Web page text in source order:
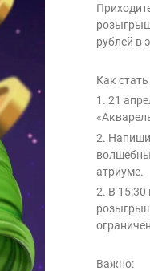
рублей в
Как
1. 21
2.
атриуме.
2. В 15:30
Важно: